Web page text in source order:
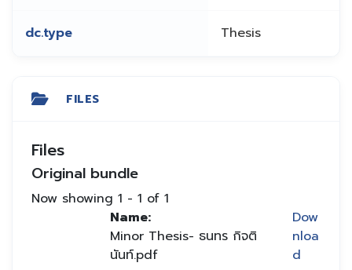
dc.type Thesis
FILES
Files
Original bundle
Now showing 1 - 1 of 1
Name:
Minor Thesis- ธนทร กิจติ
นันท์.pdf
Dow
nloa
d